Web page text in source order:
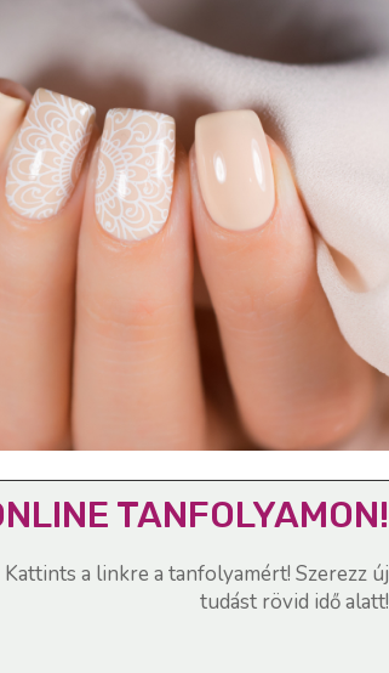
TANFOLYAMON!
Kattints a linkre a tanfolyamért! Szerezz új
tudást rövid idő alatt!